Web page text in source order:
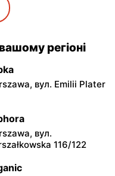
вул.
101
вул. Poznańska
20B
70
регіоні
вул. Emilii Plater
вул.
116/122